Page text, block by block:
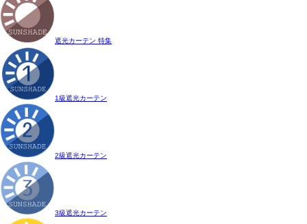
遮光カーテン 特集
1級遮光カーテン
2級遮光カーテン
3級遮光カーテン